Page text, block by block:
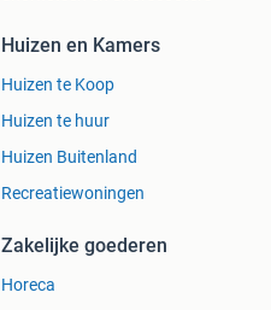
Huizen en Kamers
Huizen te Koop
Huizen te huur
Huizen Buitenland
Recreatiewoningen
Zakelijke goederen
Horeca